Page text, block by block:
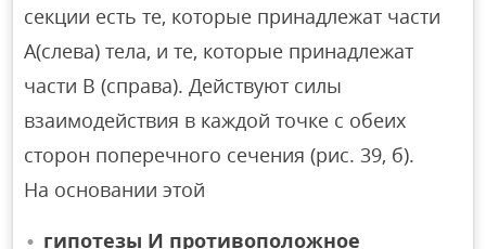
секции есть те, которые принадлежат части
A(слева) тела, и те, которые принадлежат
части B (справа). Действуют силы
взаимодействия в каждой точке с обеих
сторон поперечного сечения (рис. 39, б).
На основании этой
гипотезы И противоположное